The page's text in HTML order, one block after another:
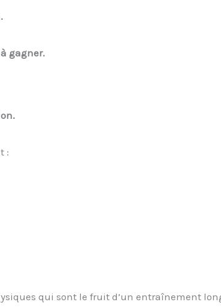
gagner.
:
qui sont le fruit d’un entraînement